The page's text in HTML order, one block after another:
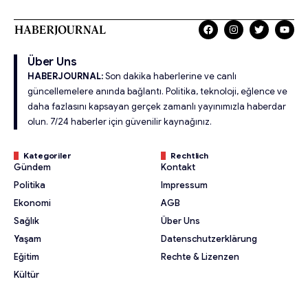
Über Uns
HABERJOURNAL:Son dakika haberlerine ve canlı
güncellemelere anında bağlantı. Politika, teknoloji, eğlence ve
daha fazlasını kapsayan gerçek zamanlı yayınımızla haberdar
olun. 7/24 haberler için güvenilir kaynağınız.
Kategoriler
Gündem
Politika
Ekonomi
Sağlık
Yaşam
Eğitim
Kültür
Rechtlich
Kontakt
Impressum
AGB
Über Uns
Datenschutzerklärung
Rechte & Lizenzen